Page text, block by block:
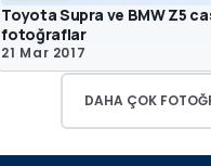
Toyota Supra ve BMW Z5
fotoğraflar
21 Mar 2017
DAHA ÇOK